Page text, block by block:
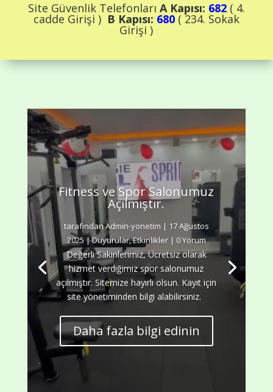
Site Güvenlik Telefonları A Kapısı: 682 ( 4.
cadde Girişi ) B Kapısı: 680( 234. Sokak
Girişi )
Fitness ve Spor Salonumuz
Açılmıştır.
tarafındanAdmin-yonetim | 17 Ağustos
2025|Duyurular,Etkinlikler| 0 Yorum
Değerli Sakinlerimiz, Ücretsiz olarak
hizmet verdiğimiz spor salonumuz
açılmıştır. Sitemize hayırlı olsun. Kayıt için
site yönetiminden bilgi alabilirsiniz.
Daha fazla bilgi edinin
Admin-yonetim
1 Ağustos 2025
Duyurular
Etkinlikler